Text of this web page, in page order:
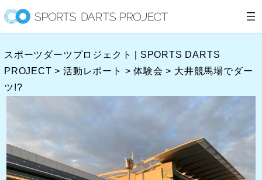
内
容
ス
キ
ッ
スポーツダーツプロジェクト | SPORTS DARTS
PROJECT >活動レポート >体験会 > 大井競馬場でダー
ツ!?